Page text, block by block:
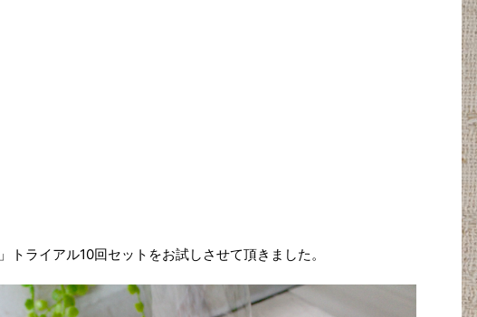
トライアル10回セットをお試しさせて頂きました。